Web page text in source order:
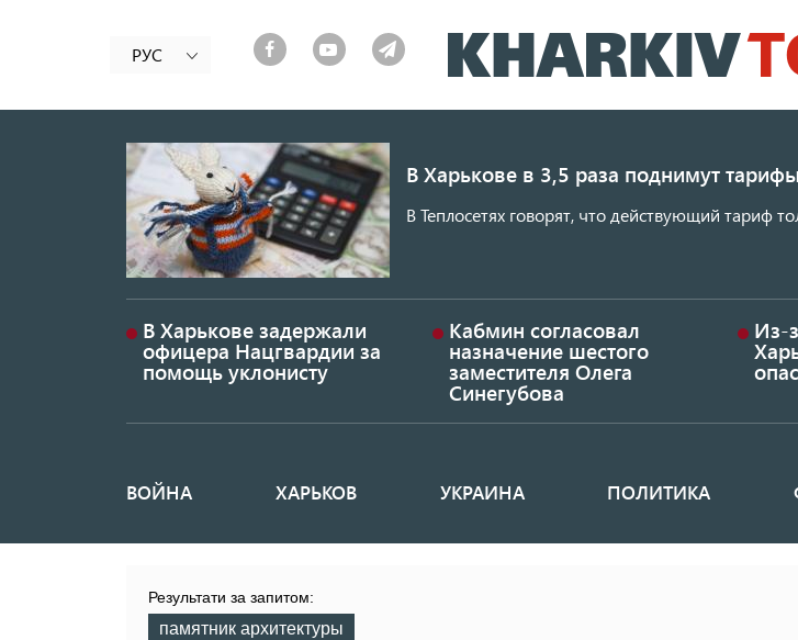
к
РУС
В Харькове в 3,5 раза поднимут
В Теплосетях говорят, что действующий тариф
В Харькове задержали
офицера Нацгвардии за
помощь уклонисту
Кабмин согласовал
назначение шестого
заместителя Олега
Синегубова
Из-
Основная
ВОЙНА ХАРЬКОВ УКРАИНА ПОЛИТИКА
Результати за запитом:
памятник архитектуры